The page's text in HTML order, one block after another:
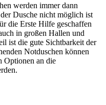
werden immer dann
Dusche nicht möglich ist
die Erste Hilfe geschaffen
in großen Hallen und
ist die gute Sichtbarkeit der
Notduschen können
Optionen an die